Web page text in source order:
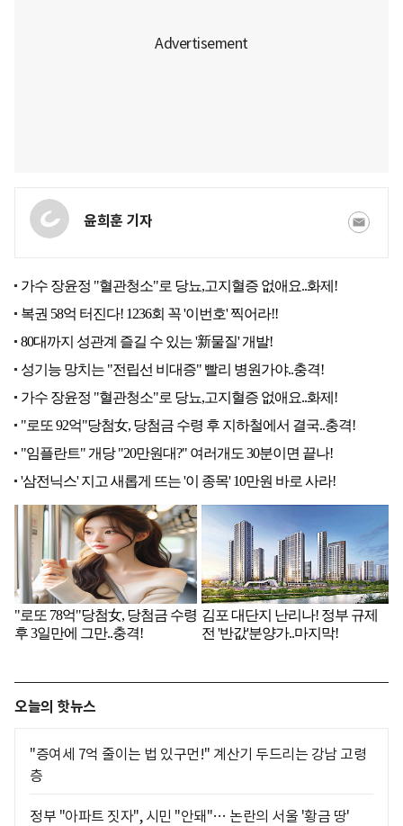
윤희훈 기자
오늘의 핫뉴스
"증여세 7억 줄이는 법 있구먼!" 계산기 두드리는 강남 고령
층
정부 "아파트 짓자", 시민 "안돼"… 논란의 서울 '황금 땅'